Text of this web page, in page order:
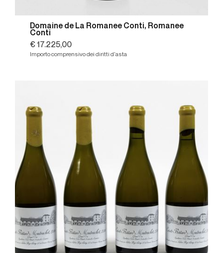
Domaine de La Romanee Conti, Romanee
Conti
€ 17.225,00
Importo comprensivo dei diritti d'asta